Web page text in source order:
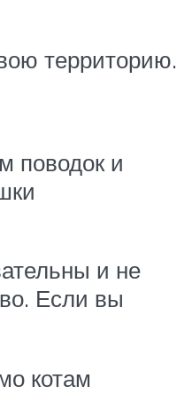
территорию.
поводок и
и не
Если вы
котам